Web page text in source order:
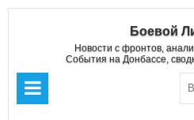
Боевой
Новости с фронтов,
События на Донбассе,